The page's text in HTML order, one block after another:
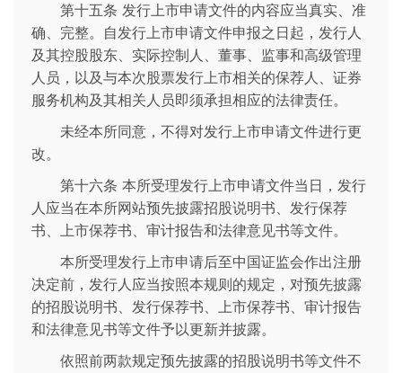
第十五条 发行上市申请文件的内容应当真实、准
确、完整。自发行上市申请文件申报之日起，发行人
及其控股股东、实际控制人、董事、监事和高级管理
人员，以及与本次股票发行上市相关的保荐人、证券
服务机构及其相关人员即须承担相应的法律责任。
未经本所同意，不得对发行上市申请文件进行更
改。
第十六条 本所受理发行上市申请文件当日，发行
人应当在本所网站预先披露招股说明书、发行保荐
书、上市保荐书、审计报告和法律意见书等文件。
本所受理发行上市申请后至中国证监会作出注册
决定前，发行人应当按照本规则的规定，对预先披露
的招股说明书、发行保荐书、上市保荐书、审计报告
和法律意见书等文件予以更新并披露。
依照前两款规定预先披露的招股说明书等文件不